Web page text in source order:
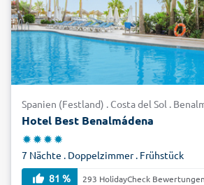
Spanien (Festland) . Costa del Sol .
Hotel Best Benalmádena
7 Nächte . Doppelzimmer . Frühstück
81 %
293 HolidayCheck Bewertungen